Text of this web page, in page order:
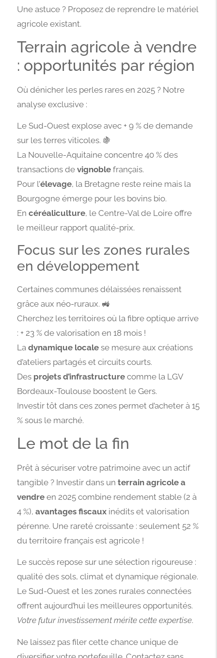
Une astuce ? Proposez de reprendre le matériel
agricole existant.
Terrain agricole à vendre
: opportunités par région
Où dénicher les perles rares en 2025 ? Notre
analyse exclusive :
Le Sud-Ouest explose avec + 9 % de demande
sur les terres viticoles. 🍇
La Nouvelle-Aquitaine concentre 40 % des
transactions de vignoble français.
Pour l’élevage, la Bretagne reste reine mais la
Bourgogne émerge pour les bovins bio.
En céréaliculture, le Centre-Val de Loire offre
le meilleur rapport qualité-prix.
Focus sur les zones rurales
en développement
Certaines communes délaissées renaissent
grâce aux néo-ruraux. 🚜
Cherchez les territoires où la fibre optique arrive
: + 23 % de valorisation en 18 mois !
La dynamique locale se mesure aux créations
d’ateliers partagés et circuits courts.
Des projets d’infrastructure comme la LGV
Bordeaux-Toulouse boostent le Gers.
Investir tôt dans ces zones permet d’acheter à 15
% sous le marché.
Le mot de la fin
Prêt à sécuriser votre patrimoine avec un actif
tangible ? Investir dans un terrain agricole a
vendre en 2025 combine rendement stable (2 à
4 %), avantages fiscaux inédits et valorisation
pérenne. Une rareté croissante : seulement 52 %
du territoire français est agricole !
Le succès repose sur une sélection rigoureuse :
qualité des sols, climat et dynamique régionale.
Le Sud-Ouest et les zones rurales connectées
offrent aujourd’hui les meilleures opportunités.
Votre futur investissement mérite cette expertise.
Ne laissez pas filer cette chance unique de